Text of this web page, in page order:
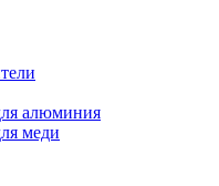
алюминия
меди